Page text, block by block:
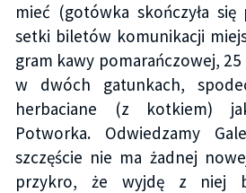
mieć (gotówka skończyła
setki biletów komunikacji
gram kawy pomarańczowej,
w dwóch gatunkach,
herbaciane (z kotkiem)
Potworka. Odwiedzamy
szczęście nie ma żadnej
przykro, że wyjdę z niej